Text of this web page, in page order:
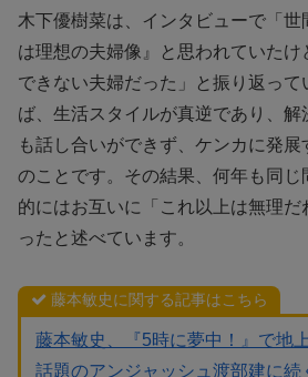
木下優樹菜は、インタビューで「
は理想の夫婦像』と思われていた
できない夫婦だった」と振り返っ
ば、生活スタイルが真逆であり、解
も話し合いができず、ケンカに発展
のことです。その結果、何年も同じ
的にはお互いに「これ以上は無理
ったと述べています。
藤本敏史に関する記事はこちら
藤本敏史、『5時に夢中！』で地
話題のアンジャッシュ渡部建に続